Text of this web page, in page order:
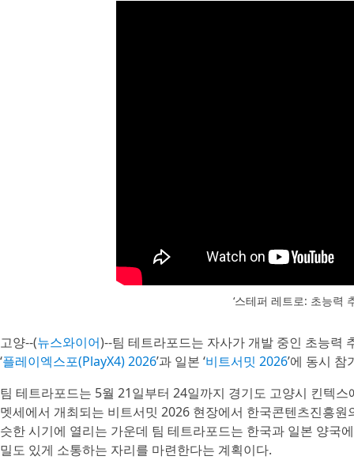
‘스테퍼 레트로: 초능력
고양--(뉴스와이어)--팀 테트라포드는 자사가 개발 중인 초능력
‘플레이엑스포(PlayX4) 2026’과 일본 ‘비트서밋 2026’에 동시
팀 테트라포드는 5월 21일부터 24일까지 경기도 고양시 킨텍
멧세에서 개최되는 비트서밋 2026 현장에서 한국콘텐츠진흥
슷한 시기에 열리는 가운데 팀 테트라포드는 한국과 일본 양국
밀도 있게 소통하는 자리를 마련한다는 계획이다.